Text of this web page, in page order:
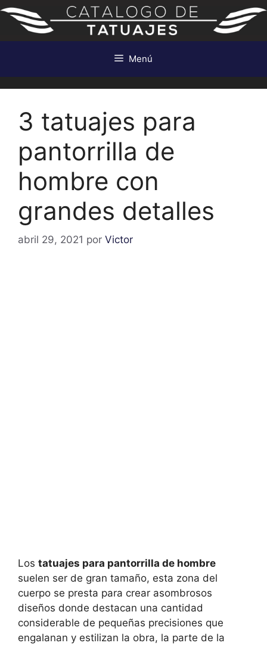
Saltar
contenido
Menú
3 tatuajes para
pantorrilla de
hombre con
grandes detalles
abril 29, 2021 por Victor
Los tatuajes para pantorrilla de hombre
suelen ser de gran tamaño, esta zona del
cuerpo se presta para crear asombrosos
diseños donde destacan una cantidad
considerable de pequeñas precisiones que
engalanan y estilizan la obra, la parte de la